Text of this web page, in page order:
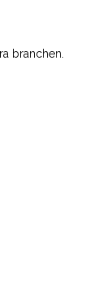
branchen.